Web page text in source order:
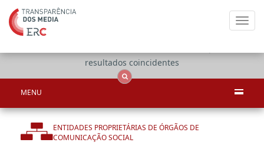
resultados coincidentes
MENU
ENTIDADES PROPRIETÁRIAS DE ÓRGÃOS DE
COMUNICAÇÃO SOCIAL